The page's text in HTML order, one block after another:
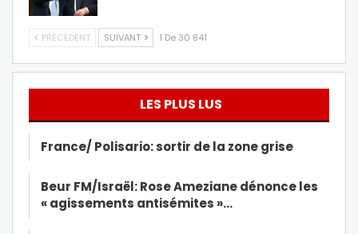
PRÉCÉDENT SUIVANT 1 De 30 841
LES PLUS LUS
France/ Polisario: sortir de la zone grise
Beur FM/Israël: Rose Ameziane dénonce les
« agissements antisémites »…